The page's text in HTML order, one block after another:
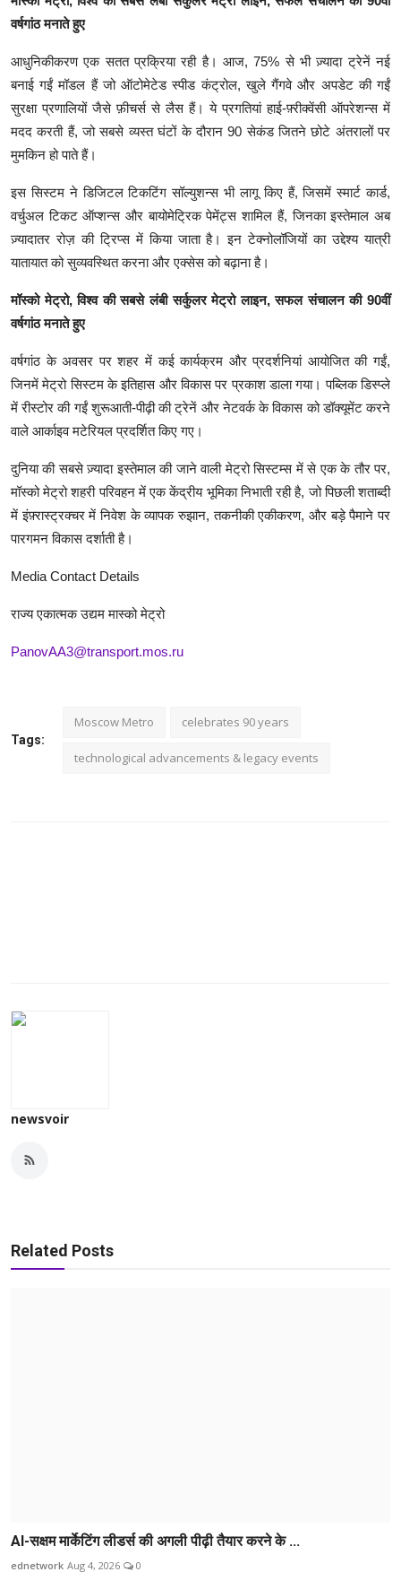
वर्षगांठ मनाते हुए
आधुनिकीकरण एक सतत प्रक्रिया रही है। आज, 75% से भी ज़्यादा ट्रेनें नई
बनाई गईं मॉडल हैं जो ऑटोमेटेड स्पीड कंट्रोल, खुले गैंगवे और अपडेट की गईं
सुरक्षा प्रणालियों जैसे फ़ीचर्स से लैस हैं। ये प्रगतियां हाई-फ़्रीक्वेंसी ऑपरेशन्स में
मदद करती हैं, जो सबसे व्यस्त घंटों के दौरान 90 सेकंड जितने छोटे अंतरालों पर
मुमकिन हो पाते हैं।
इस सिस्टम ने डिजिटल टिकटिंग सॉल्युशन्स भी लागू किए हैं, जिसमें स्मार्ट कार्ड,
वर्चुअल टिकट ऑप्शन्स और बायोमेट्रिक पेमेंट्स शामिल हैं, जिनका इस्तेमाल अब
ज़्यादातर रोज़ की ट्रिप्स में किया जाता है। इन टेक्नोलॉजियों का उद्देश्य यात्री
यातायात को सुव्यवस्थित करना और एक्सेस को बढ़ाना है।
मॉस्को मेट्रो, विश्व की सबसे लंबी सर्कुलर मेट्रो लाइन, सफल संचालन की 90वीं
वर्षगांठ मनाते हुए
वर्षगांठ के अवसर पर शहर में कई कार्यक्रम और प्रदर्शनियां आयोजित की गईं,
जिनमें मेट्रो सिस्टम के इतिहास और विकास पर प्रकाश डाला गया। पब्लिक डिस्प्ले
में रीस्टोर की गईं शुरूआती-पीढ़ी की ट्रेनें और नेटवर्क के विकास को डॉक्यूमेंट करने
वाले आर्काइव मटेरियल प्रदर्शित किए गए।
दुनिया की सबसे ज़्यादा इस्तेमाल की जाने वाली मेट्रो सिस्टम्स में से एक के तौर पर,
मॉस्को मेट्रो शहरी परिवहन में एक केंद्रीय भूमिका निभाती रही है, जो पिछली शताब्दी
में इंफ़्रास्ट्रक्चर में निवेश के व्यापक रुझान, तकनीकी एकीकरण, और बड़े पैमाने पर
पारगमन विकास दर्शाती है।
Media Contact Details
राज्य एकात्मक उद्यम मास्को मेट्रो
PanovAA3@transport.mos.ru
Tags:
Moscow Metro celebrates 90 years
technological advancements & legacy events
newsvoir
Related Posts
AI-सक्षम मार्केटिंग लीडर्स की अगली पीढ़ी तैयार करने के ...
ednetwork Aug 4, 2026 0